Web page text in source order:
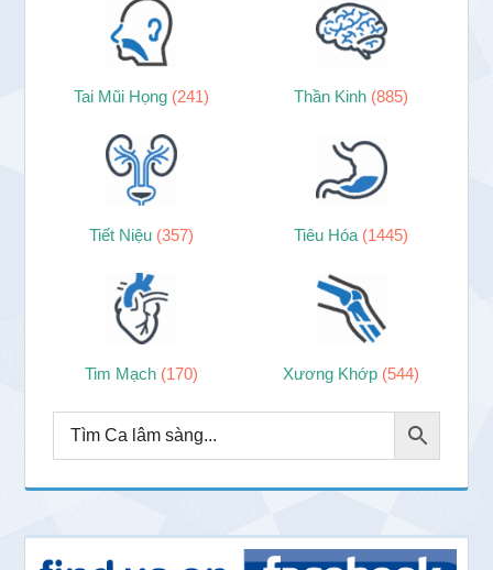
Tai Mũi Họng (241) Thần Kinh (885)
Tiết Niệu (357) Tiêu Hóa (1445)
Tim Mạch (170) Xương Khớp (544)